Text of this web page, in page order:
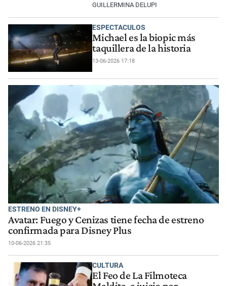
GUILLERMINA DELUPI
ESPECTACULOS
Michael es la biopic más
taquillera de la historia
13-06-2026 17:18
ESTRENO EN DISNEY+
Avatar: Fuego y Cenizas tiene fecha de estreno
confirmada para Disney Plus
10-06-2026 21:35
CULTURA
El Feo de La Filmoteca